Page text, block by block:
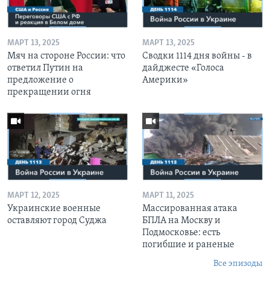
МАРТ 13, 2025
Мяч на стороне России: что
ответил Путин на
предложение о
прекращении огня
МАРТ 13, 2025
Сводки 1114 дня войны - в
дайджесте «Голоса
Америки»
МАРТ 12, 2025
Украинские военные
оставляют город Суджа
МАРТ 11, 2025
Массированная атака
БПЛА на Москву и
Подмосковье: есть
погибшие и раненые
Все эпизоды